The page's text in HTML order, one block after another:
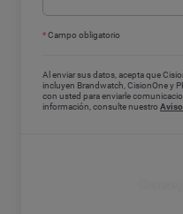
*Campo obligatorio
Al enviar sus datos, acepta que
incluyen Brandwatch, CisionOne y
con usted para enviarle
información, consulte nuestro